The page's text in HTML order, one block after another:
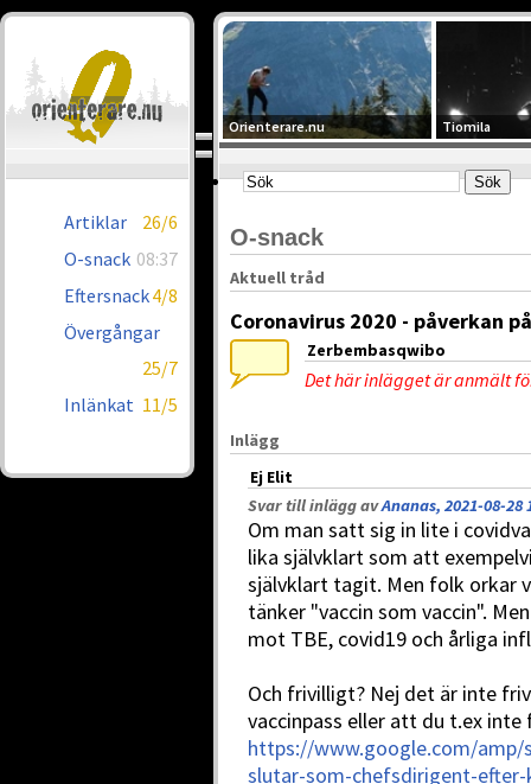
Artiklar
26/6
O-snack 08:37
Eftersnack4/8
Övergångar
25/7
Inlänkat 11/5
Orienterare.nu Tiomila
O-snack
Aktuell tråd
Coronavirus 2020 - påverkan
Zerbembasqwibo
Det här inlägget är anmält
Inlägg
Ej Elit
Svar till inlägg avAnanas, 2021-08-28
Om man satt sig in lite i
lika självklart som att
självklart tagit. Men folk orkar
tänker "vaccin som vaccin".
mot TBE, covid19 och årliga
Och frivilligt? Nej det är inte
vaccinpass eller att du t.ex
https://www.google.com/
slutar-som-chefsdirigent-efter-